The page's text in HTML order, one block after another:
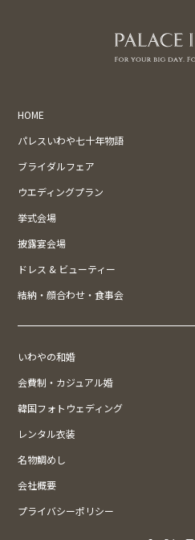
HOME
パレスいわや七十年物語
ブライダルフェア
ウエディングプラン
挙式会場
披露宴会場
ドレス & ビューティー
結納・顔合わせ・食事会
いわやの和婚
会費制・カジュアル婚
韓国フォトウェディング
レンタル衣装
名物鯛めし
会社概要
プライバシーポリシー